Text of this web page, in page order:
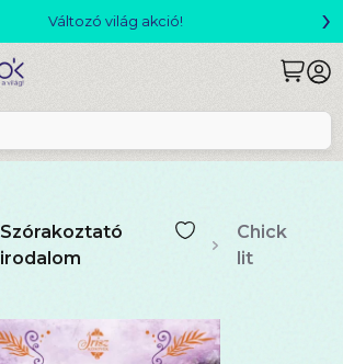
Változó világ akció! ›
Szórakoztató
irodalom
Chick
lit